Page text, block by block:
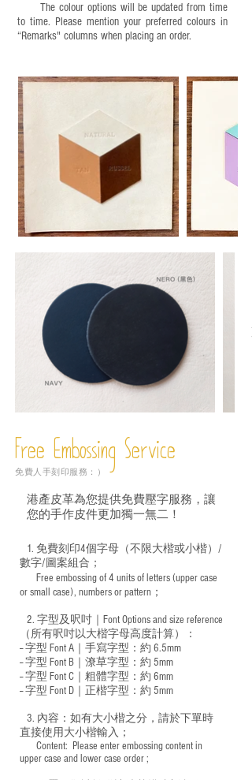
The colour options will be updated from time
to time. Please mention your preferred colours in
“Remarks" columns when placing an order.
Free Embossing Service
免費人手刻印服務：）
港產皮革為您提供免費壓字服務，讓
您的手作皮件更加獨一無二！
1. 免費刻印4個字母（不限大楷或小楷）/
數字/圖案組合；
Free embossing of 4 units of letters (upper case
or small case), numbers or pattern；
2. 字型及呎吋｜ Font Options and size reference
（所有呎吋以大楷字母高度計算）：
-- 字型 Font A｜手寫字型：約 6.5mm
-- 字型 Font B｜潦草字型： 約 5mm
-- 字型 Font C｜粗體字型：約 6mm
-- 字型 Font D｜正楷字型： 約 5mm
3. 內容：如有大小楷之分，請於下單時
直接使用大小楷輸入；
​ Content: Please enter embossing content in
upper case and lower case order ;